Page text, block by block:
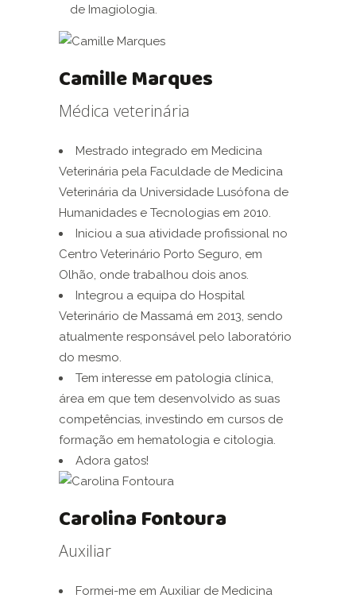
de Imagiologia.
Camille Marques
Médica veterinária
Mestrado integrado em Medicina
Veterinária pela Faculdade de Medicina
Veterinária da Universidade Lusófona de
Humanidades e Tecnologias em 2010.
Iniciou a sua atividade profissional no
Centro Veterinário Porto Seguro, em
Olhão, onde trabalhou dois anos.
Integrou a equipa do Hospital
Veterinário de Massamá em 2013, sendo
atualmente responsável pelo laboratório
do mesmo.
Tem interesse em patologia clínica,
área em que tem desenvolvido as suas
competências, investindo em cursos de
formação em hematologia e citologia.
Adora gatos!
Carolina Fontoura
Auxiliar
Formei-me em Auxiliar de Medicina